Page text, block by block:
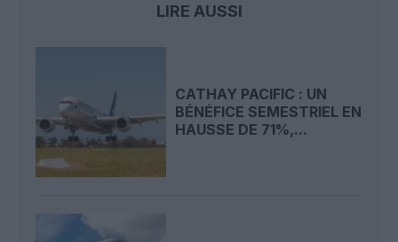
LIRE AUSSI
CATHAY PACIFIC : UN
BÉNÉFICE SEMESTRIEL EN
HAUSSE DE 71%,...